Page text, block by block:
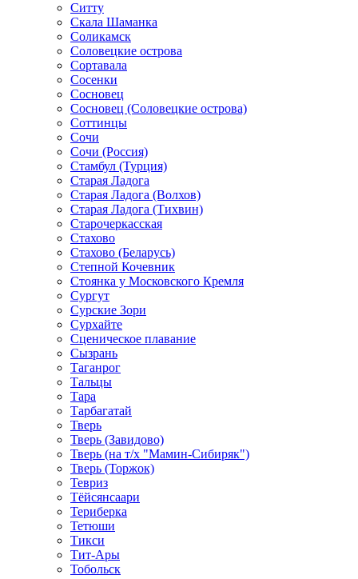
Ситту
Скала Шаманка
Соликамск
Соловецкие острова
Сортавала
Сосенки
Сосновец
Сосновец (Соловецкие острова)
Соттинцы
Сочи
Сочи (Россия)
Стамбул (Турция)
Старая Ладога
Старая Ладога (Волхов)
Старая Ладога (Тихвин)
Старочеркасская
Стахово
Стахово (Беларусь)
Степной Кочевник
Стоянка у Московского Кремля
Сургут
Сурские Зори
Сурхайте
Сценическое плавание
Сызрань
Таганрог
Тальцы
Тара
Тарбагатай
Тверь
Тверь (Завидово)
Тверь (на т/х "Мамин-Сибиряк")
Тверь (Торжок)
Тевриз
Тёйсянсаари
Териберка
Тетюши
Тикси
Тит-Ары
Тобольск